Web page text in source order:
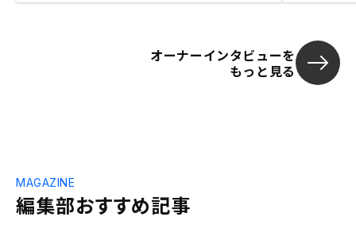
オーナーインタビューを
もっと見る
編集部おすすめ記事
MAGAZINE